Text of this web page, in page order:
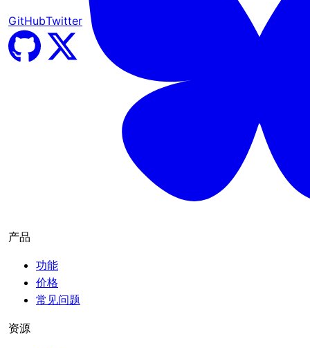
GitHubTwitter
产品
功能
价格
常见问题
资源